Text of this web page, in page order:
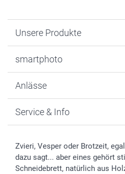
Unsere Produkte
Fotogeschenke
MyNameBook
Fotoabzüge, Fotos als Buch &
Zubehör & Material
Foto-Kalender & Agenden
Sticker & Etiketten
smartphoto
Warum smartphoto
Datenschutz
AGB
Impressum
Presse
Anlässe
Neujahr
Muttertag
Vatertag
Kommunion & Konfirmation
Service & Info
Preise und Versandkosten
Lieferfristen
48h Lieferung
Zvieri, Vesper oder Brotzeit,
dazu sagt... aber eines gehört
Schneidebrett, natürlich aus